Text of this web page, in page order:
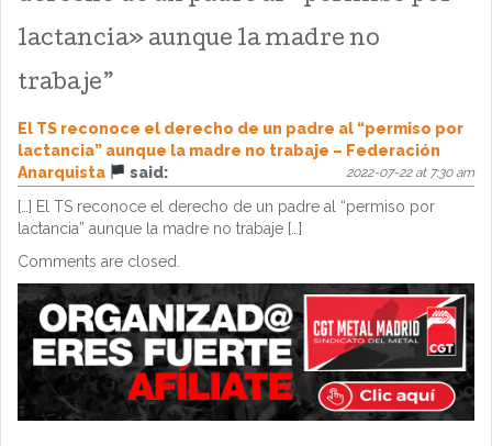
lactancia» aunque la madre no
trabaje”
El TS reconoce el derecho de un padre al “permiso por
lactancia” aunque la madre no trabaje – Federación
Anarquista
said: 2022-07-22 at 7:30 am
[…] El TS reconoce el derecho de un padre al “permiso por
lactancia” aunque la madre no trabaje […]
Comments are closed.